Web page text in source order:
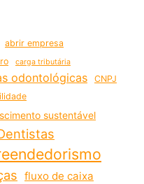
abrir empresa
carga tributária
odontológicas CNPJ
sustentável
fluxo de caixa